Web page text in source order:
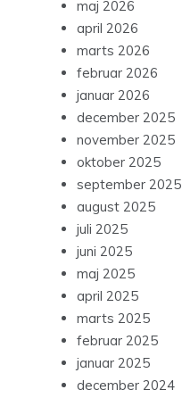
maj 2026
april 2026
marts 2026
februar 2026
januar 2026
december 2025
november 2025
oktober 2025
september 2025
august 2025
juli 2025
juni 2025
maj 2025
april 2025
marts 2025
februar 2025
januar 2025
december 2024